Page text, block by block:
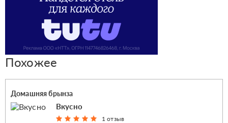
Похожее
Домашняя брынза
Вкусно
1 отзыв